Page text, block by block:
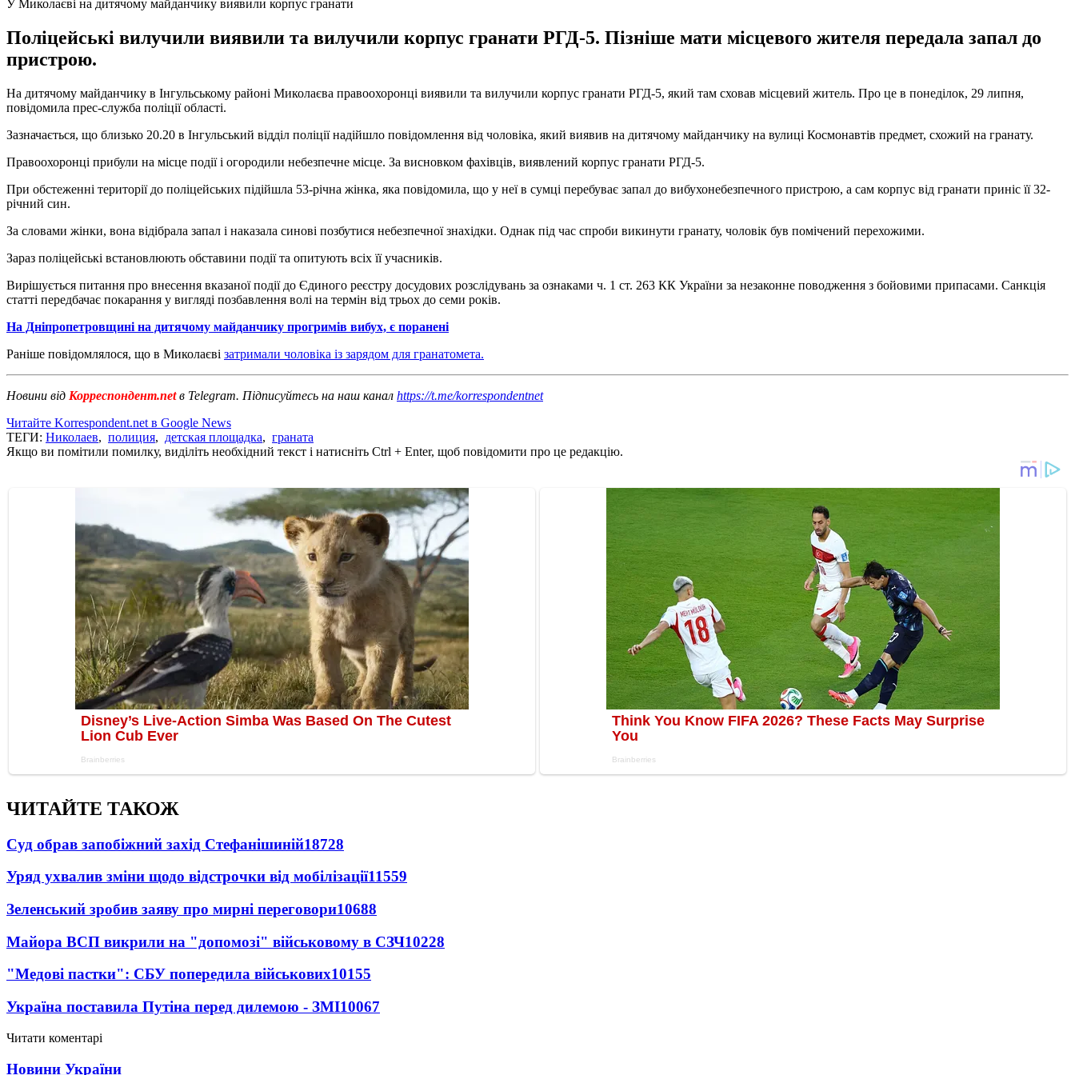
У Миколаєві на дитячому майданчику виявили корпус гранати
Поліцейські вилучили виявили та вилучили корпус гранати РГД-5. Пізніше мати місцевого жителя передала запал до
пристрою.
На дитячому майданчику в Інгульському районі Миколаєва правоохоронці виявили та вилучили корпус гранати РГД-5, який там сховав місцевий житель. Про це в понеділок, 29 липня,
повідомила прес-служба поліції області.
Зазначається, що близько 20.20 в Інгульський відділ поліції надійшло повідомлення від чоловіка, який виявив на дитячому майданчику на вулиці Космонавтів предмет, схожий на гранату.
Правоохоронці прибули на місце події і огородили небезпечне місце. За висновком фахівців, виявлений корпус гранати РГД-5.
При обстеженні території до поліцейських підійшла 53-річна жінка, яка повідомила, що у неї в сумці перебуває запал до вибухонебезпечного пристрою, а сам корпус від гранати приніс її 32-
річний син.
За словами жінки, вона відібрала запал і наказала синові позбутися небезпечної знахідки. Однак під час спроби викинути гранату, чоловік був помічений перехожими.
Зараз поліцейські встановлюють обставини події та опитують всіх її учасників.
Вирішується питання про внесення вказаної події до Єдиного реєстру досудових розслідувань за ознаками ч. 1 ст. 263 КК України за незаконне поводження з бойовими припасами. Санкція
статті передбачає покарання у вигляді позбавлення волі на термін від трьох до семи років.
На Дніпропетровщині на дитячому майданчику прогримів вибух, є поранені
Раніше повідомлялося, що в Миколаєві затримали чоловіка із зарядом для гранатомета.
Новини від Корреспондент.netв Telegram. Підписуйтесь на наш канал https://t.me/korrespondentnet
Читайте Korrespondent.net в Google News
ТЕГИ: Николаев, полиция, детская площадка, граната
Якщо ви помітили помилку, виділіть необхідний текст і натисніть Ctrl + Enter, щоб повідомити про це редакцію.
ЧИТАЙТЕ ТАКОЖ
Суд обрав запобіжний захід Стефанішиній18728
Уряд ухвалив зміни щодо відстрочки від мобілізації11559
Зеленський зробив заяву про мирні переговори10688
Майора ВСП викрили на "допомозі" військовому в СЗЧ10228
"Медові пастки": СБУ попередила військових10155
Україна поставила Путіна перед дилемою - ЗМІ10067
Читати коментарі
Новини України